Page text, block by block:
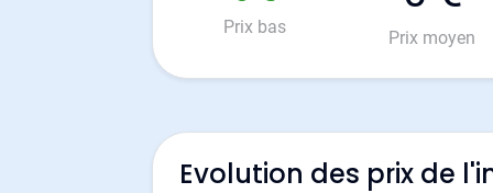
Prix bas
Prix moyen
Evolution des prix de